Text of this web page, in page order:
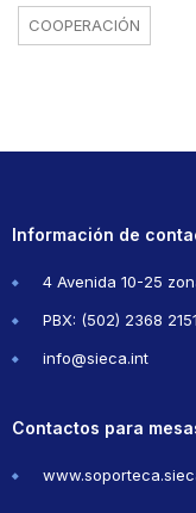
COOPERACIÓN
Información de
4 Avenida 10-25
PBX: (502) 2368 2151
info@sieca.int
Contactos para